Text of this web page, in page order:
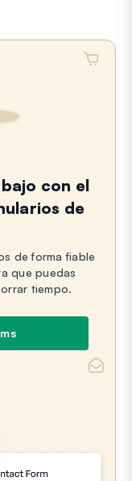
con el
de
de forma fiable
que puedas
tiempo.